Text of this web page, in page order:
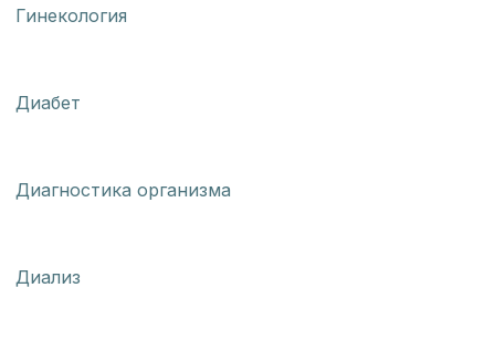
Гинекология
Диабет
Диагностика организма
Диализ